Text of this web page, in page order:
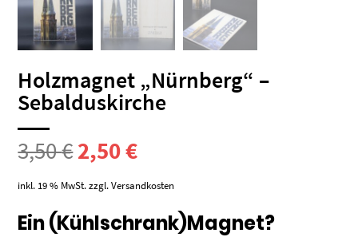
Holzmagnet „Nürnberg“ –
Sebalduskirche
3,50€Ursprünglicher
Preis
war:
2,50€Aktueller
Preis
ist:
inkl. 19 % MwSt. zzgl.Versandkosten
Ein (Kühlschrank)Magnet?